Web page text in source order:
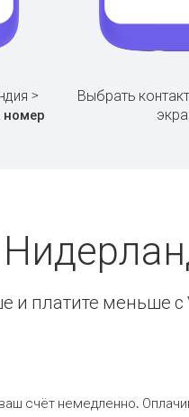
>
Выбрать
и платите меньше
счёт немедленно.